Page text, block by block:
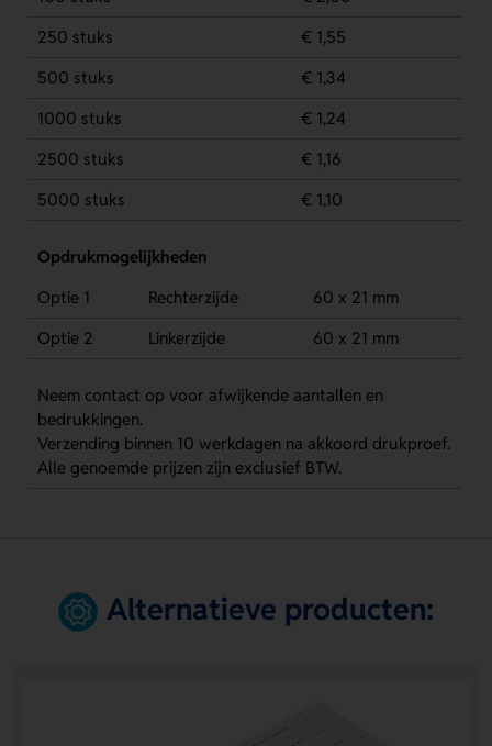
250 stuks
€ 1,55
500 stuks
€ 1,34
1000 stuks
€ 1,24
2500 stuks
€ 1,16
5000 stuks
€ 1,10
Opdrukmogelijkheden
Optie 1
Rechterzijde
60 x 21 mm
Optie 2
Linkerzijde 60 x 21 mm
Neem contact op voor afwijkende aantallen en
bedrukkingen.
Verzending binnen 10 werkdagen na akkoord drukproef.
Alle genoemde prijzen zijn exclusief BTW.
Alternatieve producten: